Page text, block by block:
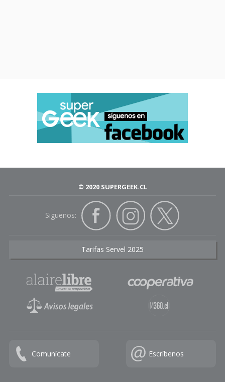
© 2020 SUPERGEEK.CL
Siguenos:
Tarifas Servel 2025
Comunícate Escríbenos